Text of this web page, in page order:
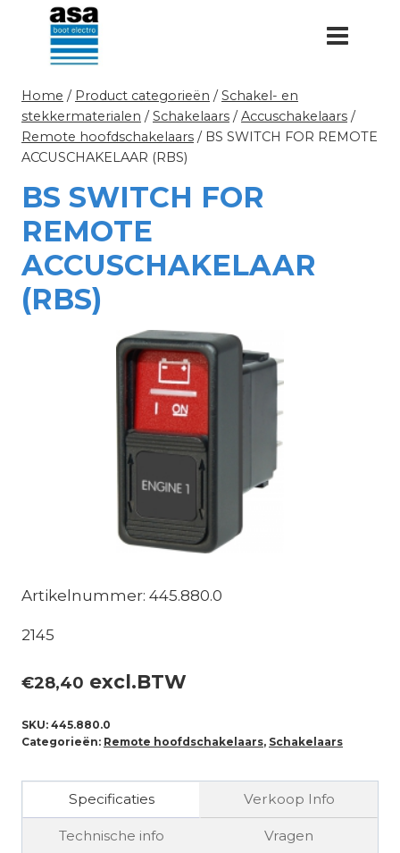
Doorgaan
inhoud
Home / Product categorieën / Schakel- en
stekkermaterialen / Schakelaars / Accuschakelaars /
Remote hoofdschakelaars / BS SWITCH FOR REMOTE
ACCUSCHAKELAAR (RBS)
BS SWITCH FOR
REMOTE
ACCUSCHAKELAAR
(RBS)
Artikelnummer: 445.880.0
2145
€28,40 excl.BTW
SKU: 445.880.0
Categorieën: Remote hoofdschakelaars, Schakelaars
Specificaties Verkoop Info
Technische info Vragen